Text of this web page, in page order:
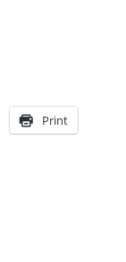
Print